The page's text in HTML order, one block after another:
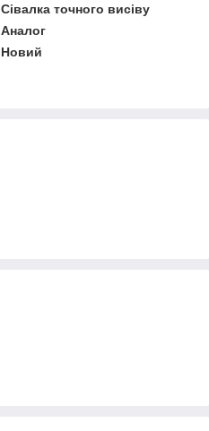
Сівалка точного висіву
Аналог
Новий